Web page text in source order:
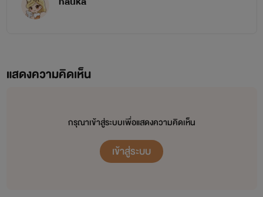
แสดงความคิดเห็น
กรุณาเข้าสู่ระบบเพื่อแสดงความคิดเห็น
เข้าสู่ระบบ